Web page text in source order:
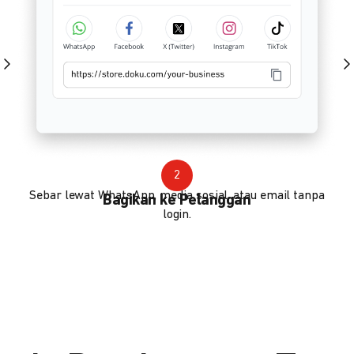
2
Bagikan ke Pelanggan
Sebar lewat WhatsApp, media sosial, atau email tanpa
login.